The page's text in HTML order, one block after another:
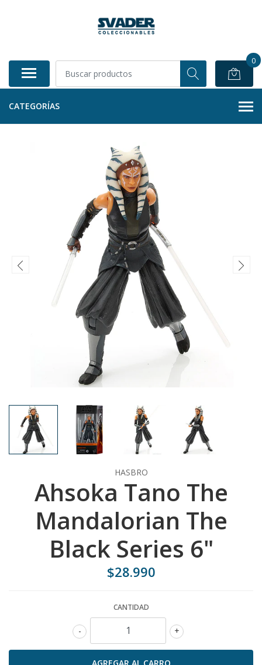
0
CATEGORÍAS
HASBRO
Ahsoka Tano The
Mandalorian The
Black Series 6"
$28.990
CANTIDAD
+
-